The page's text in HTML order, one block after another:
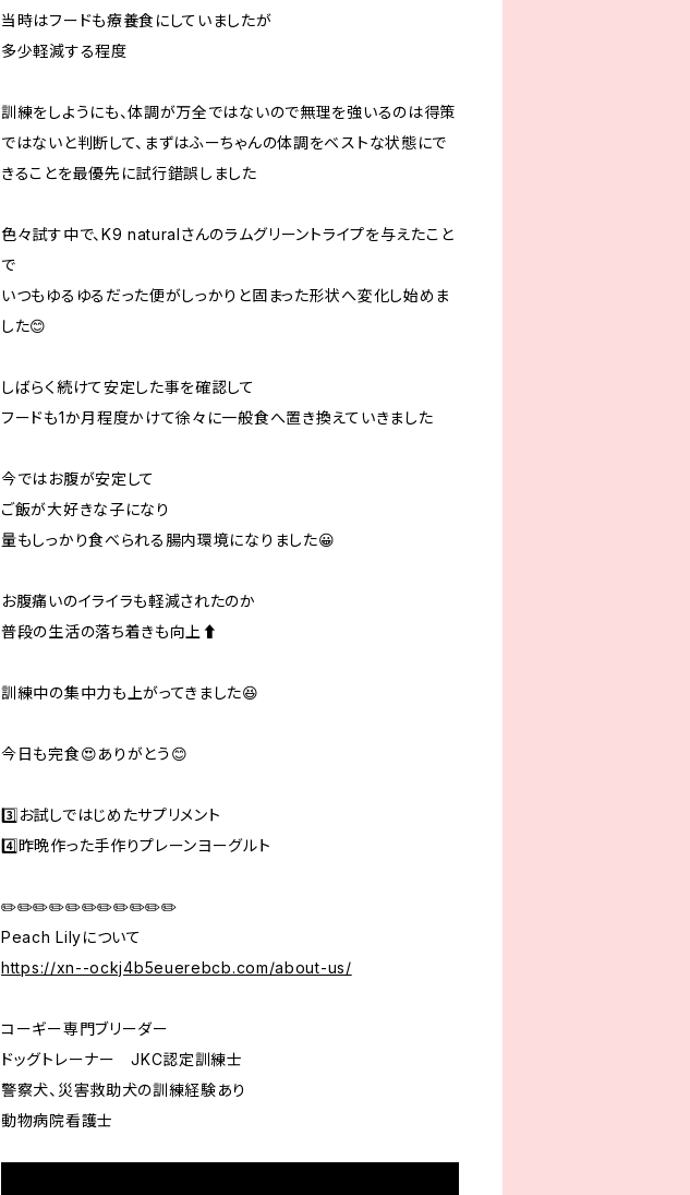
当時はフードも療養食にしていましたが
多少軽減する程度
訓練をしようにも、体調が万全ではないので無理を強いるのは得策
ではないと判断して、まずはふーちゃんの体調をベストな状態にで
きることを最優先に試行錯誤しました
色々試す中で、K9 naturalさんのラムグリーントライプを与えたこと
で
いつもゆるゆるだった便がしっかりと固まった形状へ変化し始めま
した😊
しばらく続けて安定した事を確認して
フードも1か月程度かけて徐々に一般食へ置き換えていきました
今ではお腹が安定して
ご飯が大好きな子になり
量もしっかり食べられる腸内環境になりました😀
お腹痛いのイライラも軽減されたのか
普段の生活の落ち着きも向上⬆️
訓練中の集中力も上がってきました😆
今日も完食😍ありがとう😊
3️⃣お試しではじめたサプリメント
4️⃣昨晩作った手作りプレーンヨーグルト
✏️✏️✏️✏️✏️✏️✏️✏️✏️✏️✏️
Peach Lilyについて
https://xn--ockj4b5euerebcb.com/about-us/
コーギー専門ブリーダー
ドッグトレーナー JKC認定訓練士
警察犬、災害救助犬の訓練経験あり
動物病院看護士